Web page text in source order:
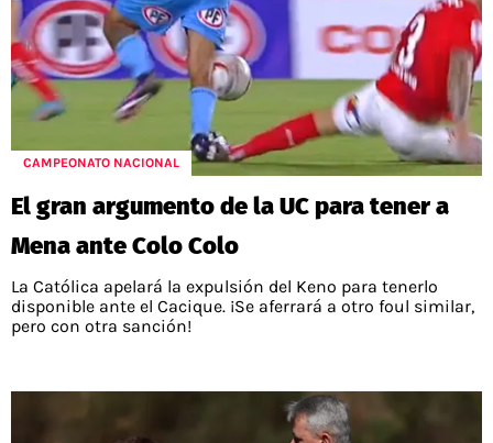
CAMPEONATO NACIONAL
El gran argumento de la UC para tener a
Mena ante Colo Colo
La Católica apelará la expulsión del Keno para tenerlo
disponible ante el Cacique. ¡Se aferrará a otro foul similar,
pero con otra sanción!